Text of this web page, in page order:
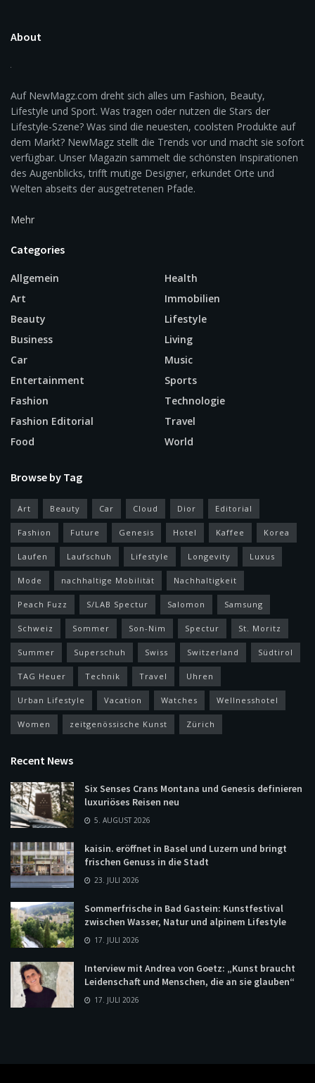
About
Auf NewMagz.com dreht sich alles um Fashion, Beauty,
Lifestyle und Sport. Was tragen oder nutzen die Stars der
Lifestyle-Szene? Was sind die neuesten, coolsten Produkte auf
dem Markt? NewMagz stellt die Trends vor und macht sie sofort
verfügbar. Unser Magazin sammelt die schönsten Inspirationen
des Augenblicks, trifft mutige Designer, erkundet Orte und
Welten abseits der ausgetretenen Pfade.
Mehr
Categories
Allgemein
Art
Beauty
Business
Car
Entertainment
Fashion
Fashion Editorial
Food
Health
Immobilien
Lifestyle
Living
Music
Sports
Technologie
Travel
World
Browse by Tag
Art Beauty Car Cloud Dior Editorial
Fashion Future Genesis Hotel Kaffee Korea
Laufen Laufschuh Lifestyle Longevity Luxus
Mode nachhaltige Mobilität Nachhaltigkeit
Peach Fuzz S/LAB Spectur Salomon Samsung
Schweiz Sommer Son-Nim Spectur St. Moritz
Summer Superschuh Swiss Switzerland Südtirol
TAG Heuer Technik Travel Uhren
Urban Lifestyle Vacation Watches Wellnesshotel
Women zeitgenössische Kunst Zürich
Recent News
Six Senses Crans Montana und Genesis definieren
luxuriöses Reisen neu
5. AUGUST 2026
kaisin. eröffnet in Basel und Luzern und bringt
frischen Genuss in die Stadt
23. JULI 2026
Sommerfrische in Bad Gastein: Kunstfestival
zwischen Wasser, Natur und alpinem Lifestyle
17. JULI 2026
Interview mit Andrea von Goetz: „Kunst braucht
Leidenschaft und Menschen, die an sie glauben“
17. JULI 2026